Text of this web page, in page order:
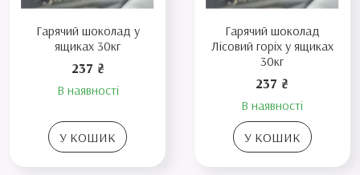
Гарячий шоколад у
ящиках 30кг
237 ₴
В наявності
У КОШИК
Гарячий шоколад
Лісовий горіх у ящиках
30кг
237 ₴
В наявності
У КОШИК